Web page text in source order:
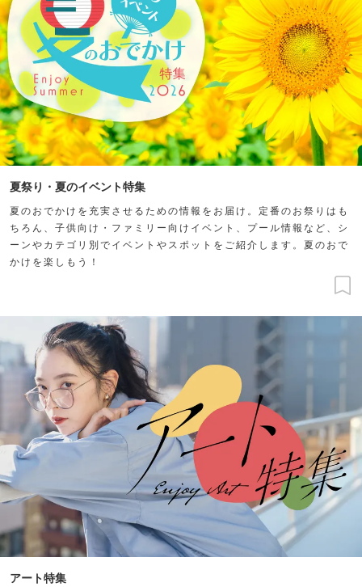
夏祭り・夏のイベント特集
夏のおでかけを充実させるための情報をお届け。定番のお祭りはも
ちろん、子供向け・ファミリー向けイベント、プール情報など、シ
ーンやカテゴリ別でイベントやスポットをご紹介します。夏のおで
かけを楽しもう！
アート特集